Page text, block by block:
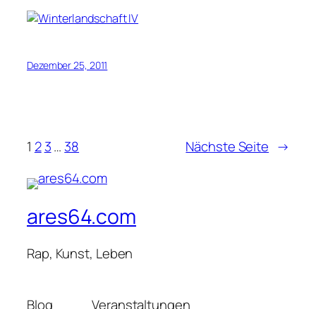
Dezember 25, 2011
1 2 3… 38 Nächste Seite →
ares64.com
Rap, Kunst, Leben
Blog
Veranstaltungen